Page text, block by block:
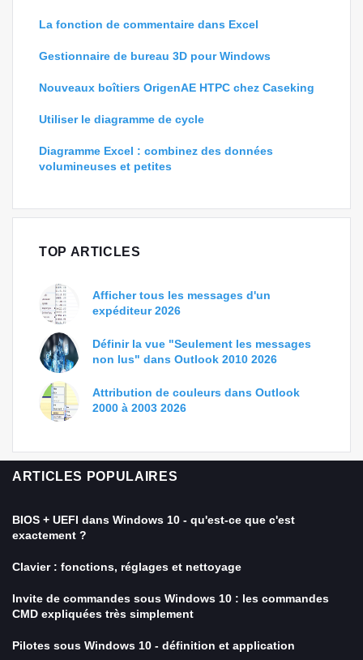
La fonction de commentaire dans Excel
Gestionnaire de bureau 3D pour Windows
Nouveaux boîtiers OrigenAE HTPC chez Caseking
Utiliser le diagramme de cycle
Diagramme Excel : combinez des données
volumineuses et petites
TOP ARTICLES
Afficher tous les messages d'un
expéditeur 2026
Définir la vue "Seulement les messages
non lus" dans Outlook 2010 2026
Attribution de couleurs dans Outlook
2000 à 2003 2026
ARTICLES POPULAIRES
BIOS + UEFI dans Windows 10 - qu'est-ce que c'est
exactement ?
Clavier : fonctions, réglages et nettoyage
Invite de commandes sous Windows 10 : les commandes
CMD expliquées très simplement
Pilotes sous Windows 10 - définition et application